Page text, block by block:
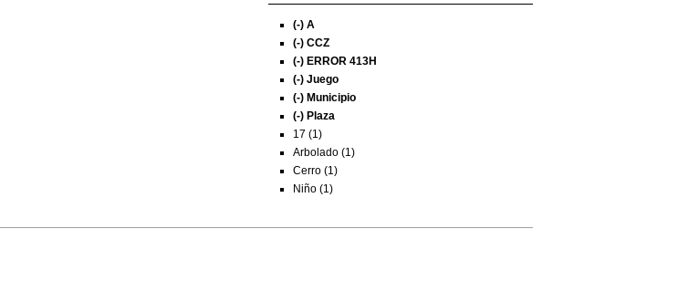
(-) A
(-) CCZ
(-) ERROR 413H
(-) Juego
(-) Municipio
(-) Plaza
17 (1)
Arbolado (1)
Cerro (1)
Niño (1)